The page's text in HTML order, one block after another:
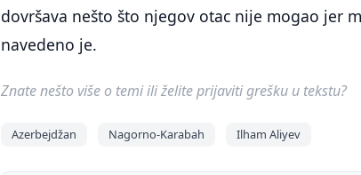
dovršava nešto što njegov otac nije mogao jer
navedeno je.
Znate nešto više o temi ili želite prijaviti grešku u tekstu?
Azerbejdžan Nagorno-Karabah Ilham Aliyev